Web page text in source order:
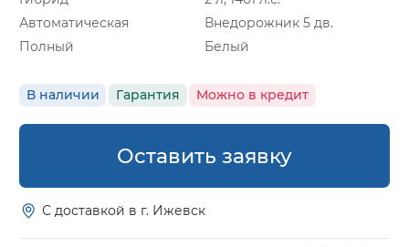
Автоматическая
Внедорожник 5 дв.
Полный
Белый
В наличии Гарантия Можно в кредит
Оставить заявку
С доставкой в г. Ижевск